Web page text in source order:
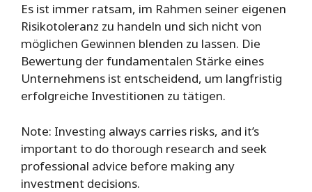
Es ist immer ratsam, im Rahmen seiner eigenen
Risikotoleranz zu handeln und sich nicht von
möglichen Gewinnen blenden zu lassen. Die
Bewertung der fundamentalen Stärke eines
Unternehmens ist entscheidend, um langfristig
erfolgreiche Investitionen zu tätigen.
Note: Investing always carries risks, and it’s
important to do thorough research and seek
professional advice before making any
investment decisions.